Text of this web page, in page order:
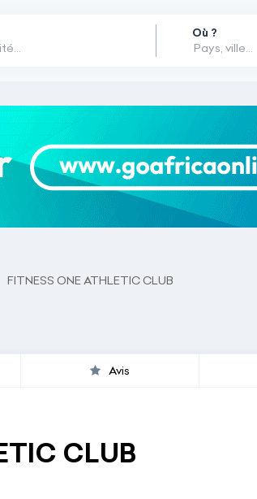
Où ?
FITNESS ONE ATHLETIC CLUB
Avis
CLUB